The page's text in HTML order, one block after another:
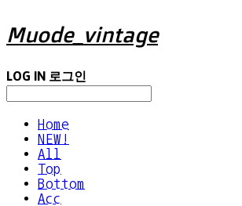
Muode_vintage
LOG IN 로그인
Home
NEW!
All
Top
Bottom
Acc